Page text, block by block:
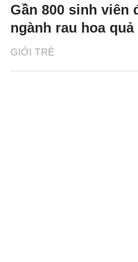
GIỚI TRẺ
Gần 800 sinh viên
ngành rau hoa